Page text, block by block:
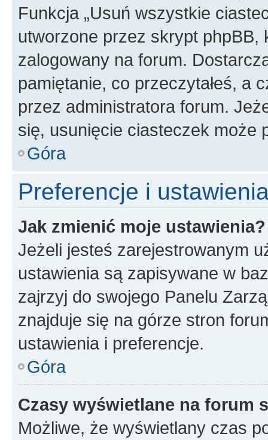
Funkcja „Usuń wszystkie
utworzone przez skrypt
zalogowany na forum.
pamiętanie, co przeczytałeś, a
przez administratora forum.
się, usunięcie ciasteczek może
Góra
Preferencje i
Jak zmienić moje ustawienia?
Jeżeli jesteś zarejestrowanym
ustawienia są zapisywane w
zajrzyj do swojego Panelu
znajduje się na górze stron
ustawienia i preferencje.
Góra
Czasy wyświetlane na forum
Możliwe, że wyświetlany czas